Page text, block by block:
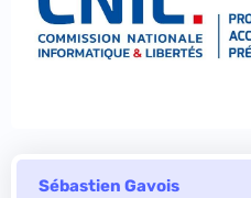
Sébastien Gavois